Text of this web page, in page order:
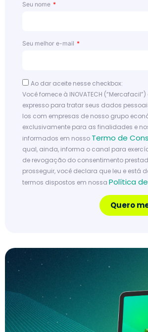
Seu nome
Seu melhor e-mail
Ao dar aceite nesse checkbox:
Você fornece à INOVATECH
expresso para tratar seus dados
los com empresas de nosso grupo
exclusivamente para as finalidades e
informados em nosso Termo de
qual, ainda, informa o canal para
de revogação do consentimento
prosseguir, você declara que leu e está
termos dispostos em nossa Política
Quero